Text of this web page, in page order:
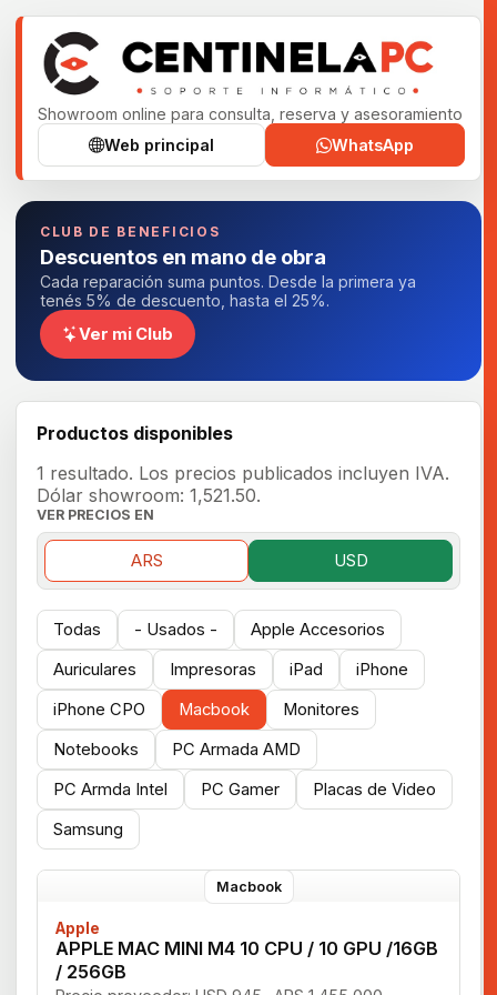
Showroom online para consulta, reserva y asesoramiento
Web principal
WhatsApp
CLUB DE BENEFICIOS
Descuentos en mano de obra
Cada reparación suma puntos. Desde la primera ya
tenés 5% de descuento, hasta el 25%.
Ver mi Club
Productos disponibles
1 resultado. Los precios publicados incluyen IVA.
Dólar showroom: 1,521.50.
VER PRECIOS EN
ARS USD
Todas - Usados -
Apple Accesorios
Auriculares
Impresoras iPad
iPhone
iPhone CPO
Macbook
Monitores
Notebooks
PC Armada AMD
PC Armda Intel
PC Gamer
Placas de Video
Samsung
Macbook
Apple
APPLE MAC MINI M4 10 CPU / 10 GPU /16GB
/ 256GB